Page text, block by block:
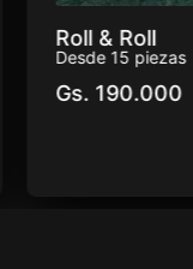
Ver opciones